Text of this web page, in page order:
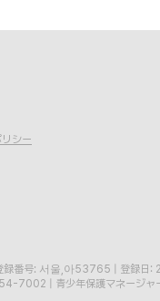
シー
録番号: 서울,아53765 登録日:
7002 青少年保護マネージ